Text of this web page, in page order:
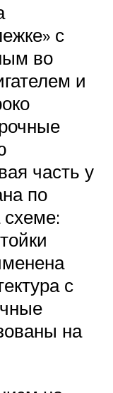
с
во
и
часть у
по
с
на